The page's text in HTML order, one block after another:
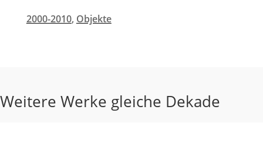
2000-2010, Objekte
Weitere Werke gleiche Dekade